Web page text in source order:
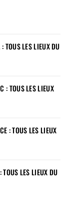
: TOUS LES LIEUX DU
: TOUS LES LIEUX
: TOUS LES LIEUX
TOUS LES LIEUX DU